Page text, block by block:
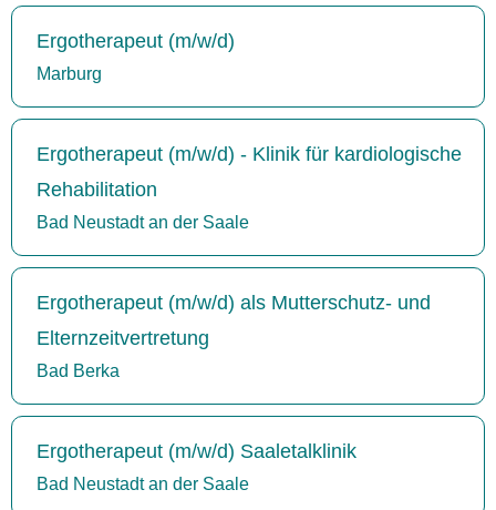
Ergotherapeut (m/w/d)
Marburg
Ergotherapeut (m/w/d) - Klinik für kardiologische
Rehabilitation
Bad Neustadt an der Saale
Ergotherapeut (m/w/d) als Mutterschutz- und
Elternzeitvertretung
Bad Berka
Ergotherapeut (m/w/d) Saaletalklinik
Bad Neustadt an der Saale